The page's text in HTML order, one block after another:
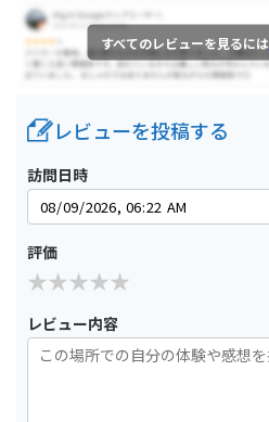
すべてのレビューを見るには
レビューを投稿する
訪問日時
評価
レビュー内容